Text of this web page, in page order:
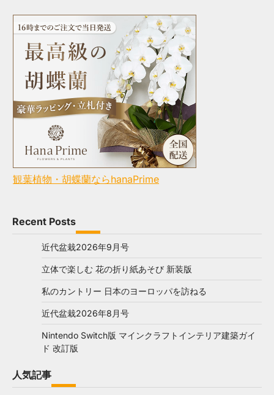
観葉植物・胡蝶蘭ならhanaPrime
Recent Posts
近代盆栽2026年9月号
立体で楽しむ 花の折り紙あそび 新装版
私のカントリー 日本のヨーロッパを訪ねる
近代盆栽2026年8月号
Nintendo Switch版 マインクラフトインテリア建築ガイ
ド 改訂版
人気記事